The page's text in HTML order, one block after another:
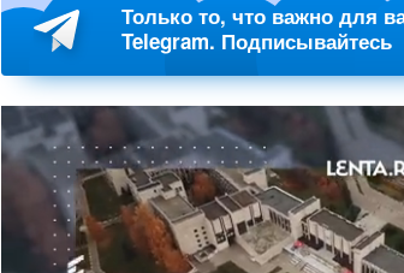
Только то, что важно для
Telegram. Подписывайтесь